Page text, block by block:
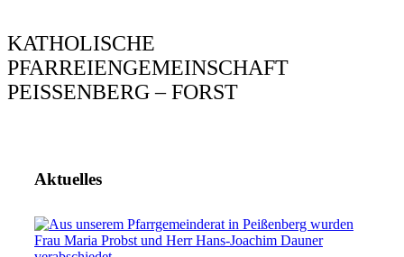
KATHOLISCHE
PFARREIENGEMEINSCHAFT
PEISSENBERG – FORST
Aktuelles